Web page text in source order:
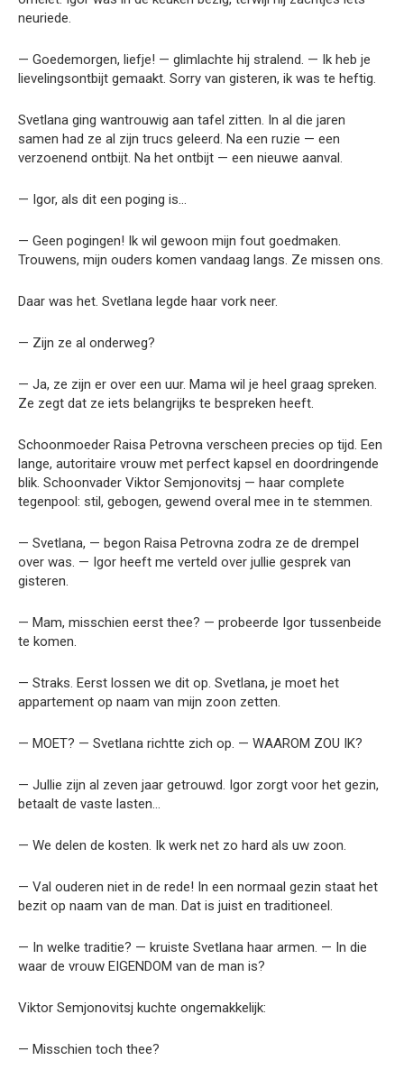
neuriede.
— Goedemorgen, liefje! — glimlachte hij stralend. — Ik heb je
lievelingsontbijt gemaakt. Sorry van gisteren, ik was te heftig.
Svetlana ging wantrouwig aan tafel zitten. In al die jaren
samen had ze al zijn trucs geleerd. Na een ruzie — een
verzoenend ontbijt. Na het ontbijt — een nieuwe aanval.
— Igor, als dit een poging is…
— Geen pogingen! Ik wil gewoon mijn fout goedmaken.
Trouwens, mijn ouders komen vandaag langs. Ze missen ons.
Daar was het. Svetlana legde haar vork neer.
— Zijn ze al onderweg?
— Ja, ze zijn er over een uur. Mama wil je heel graag spreken.
Ze zegt dat ze iets belangrijks te bespreken heeft.
Schoonmoeder Raisa Petrovna verscheen precies op tijd. Een
lange, autoritaire vrouw met perfect kapsel en doordringende
blik. Schoonvader Viktor Semjonovitsj — haar complete
tegenpool: stil, gebogen, gewend overal mee in te stemmen.
— Svetlana, — begon Raisa Petrovna zodra ze de drempel
over was. — Igor heeft me verteld over jullie gesprek van
gisteren.
— Mam, misschien eerst thee? — probeerde Igor tussenbeide
te komen.
— Straks. Eerst lossen we dit op. Svetlana, je moet het
appartement op naam van mijn zoon zetten.
— MOET? — Svetlana richtte zich op. — WAAROM ZOU IK?
— Jullie zijn al zeven jaar getrouwd. Igor zorgt voor het gezin,
betaalt de vaste lasten…
— We delen de kosten. Ik werk net zo hard als uw zoon.
— Val ouderen niet in de rede! In een normaal gezin staat het
bezit op naam van de man. Dat is juist en traditioneel.
— In welke traditie? — kruiste Svetlana haar armen. — In die
waar de vrouw EIGENDOM van de man is?
Viktor Semjonovitsj kuchte ongemakkelijk:
— Misschien toch thee?